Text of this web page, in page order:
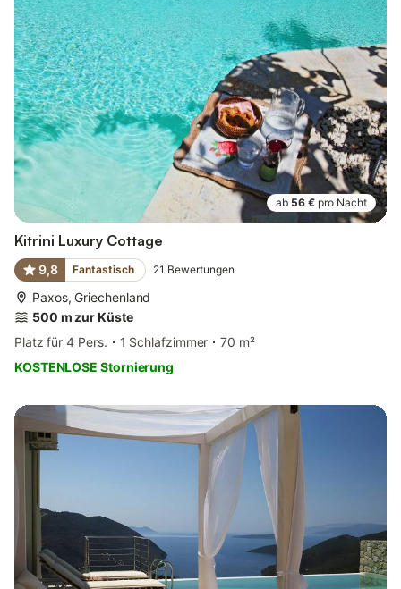
ab 56 € pro Nacht
Kitrini Luxury Cottage
9,8 Fantastisch 21 Bewertungen
Paxos, Griechenland
500 m zur Küste
Platz für 4 Pers.
1 Schlafzimmer
70 m²
KOSTENLOSE Stornierung